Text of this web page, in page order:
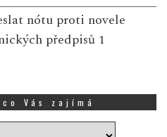
nótu proti novele
předpisů 1
Vás zajímá